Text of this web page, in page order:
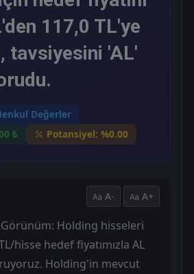
117,0 TL'ye
tavsiyesini 'AL'
Değerler
₺
Potansiyel: %0.00
A- A+
Holding hisseleri
hisse hedef fiyatımızla AL
Holding'in mevcut